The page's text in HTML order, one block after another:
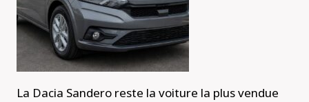
La Dacia Sandero reste la voiture la plus vendue